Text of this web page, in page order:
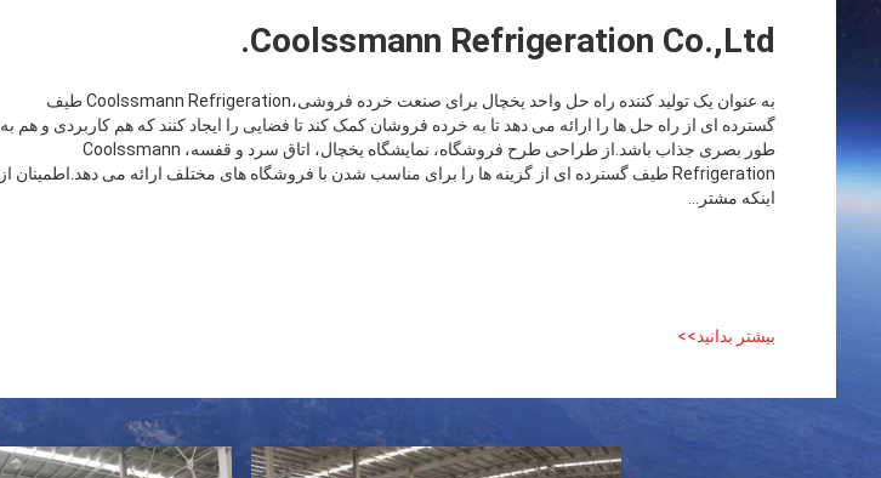
Coolssmann Refrigeration Co.,Ltd.
به عنوان یک تولید کننده راه حل واحد یخچال برای صنعت خرده فروشی،Coolssmann Refrigeration طیف
گسترده ای از راه حل ها را ارائه می دهد تا به خرده فروشان کمک کند تا فضایی را ایجاد کنند که هم کاربردی و هم به
طور بصری جذاب باشد.از طراحی طرح فروشگاه، نمایشگاه یخچال، اتاق سرد و قفسه، Coolssmann
Refrigeration طیف گسترده ای از گزینه ها را برای مناسب شدن با فروشگاه های مختلف ارائه می دهد.اطمینان از
اینکه مشتر...
بیشتر بدانید>>